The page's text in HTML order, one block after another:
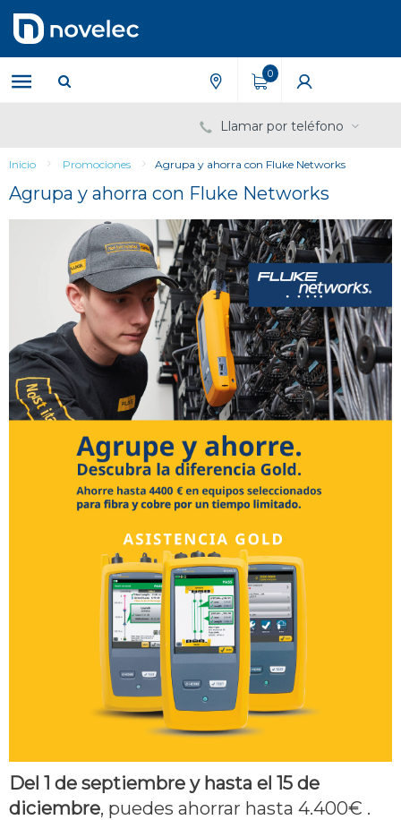
contenido
menú
de
navegación
0
Llamar por teléfono
Inicio Promociones Agrupa y ahorra con Fluke Networks
Agrupa y ahorra con Fluke Networks
Del 1 de septiembre y hasta el 15 de
diciembre, puedes ahorrar hasta 4.400€ .